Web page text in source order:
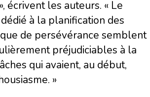
écrivent les auteurs. « Le
à la planification des
de persévérance semblent
préjudiciables à la
qui avaient, au début,
»